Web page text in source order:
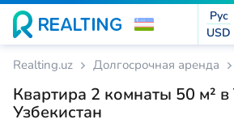
Рус
USD
Realting.uz Долгосрочная аренда
Квартира 2 комнаты 50 м² в
Узбекистан